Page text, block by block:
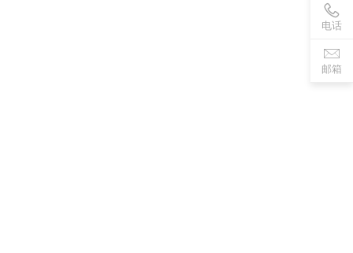
电话
邮箱